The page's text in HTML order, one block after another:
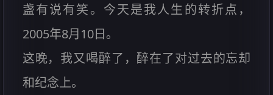
盏有说有笑。今天是我人生的转折点，
2005年8月10日。
这晚，我又喝醉了，醉在了对过去的忘却
和纪念上。